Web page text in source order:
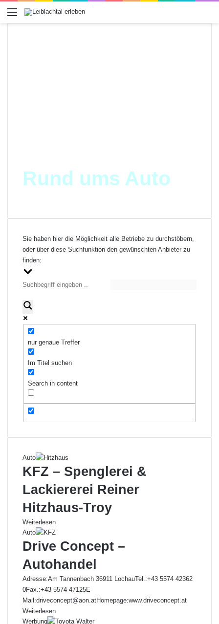
Menü
Rund ums Auto
Sie haben hier die Möglichkeit alle Betriebe zu durchstöbern,
oder über diese Suchfunktion den gewünschten Anbieter zu
finden:
nur genaue Treffer
Im Titel suchen
Search in content
Auto
KFZ – Spenglerei &
Lackiererei Reiner
Hitzhaus-Troy
Weiterlesen
Auto
Drive Concept –
Autohandel
Adresse:Am Tannenbach 36911 LochauTel.:+43 5574 42362
0Fax.:+43 5574 47125E-
Mail:driveconcept@aon.atHomepage:www.driveconcept.at
Weiterlesen
Werbung